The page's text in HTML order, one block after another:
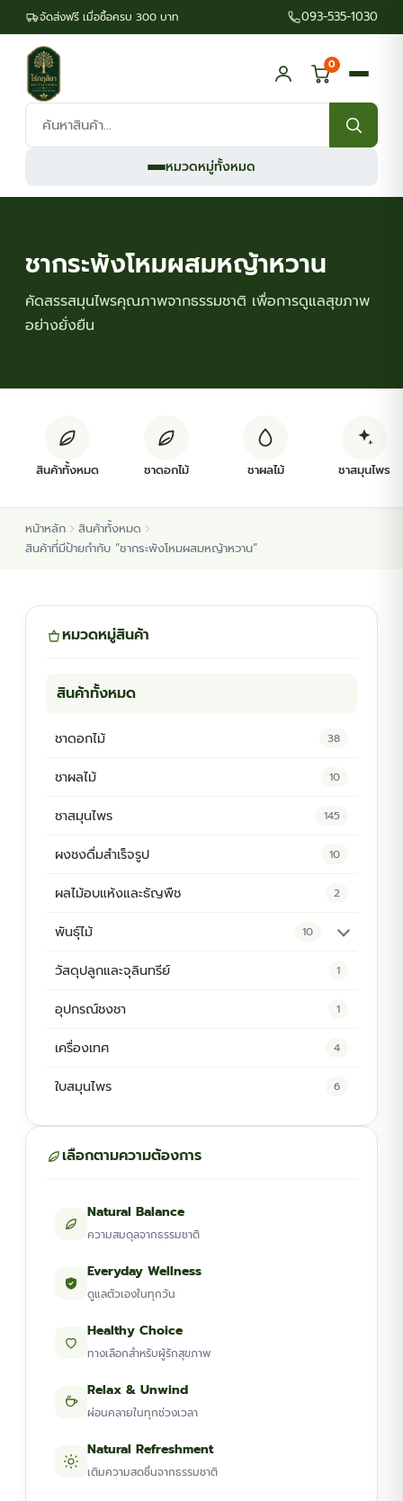
จัดส่งฟรี เมื่อซื้อครบ 300 บาท 093-535-1030
ค้นหา
สินค้า:
0
หมวดหมู่ทั้งหมด
ต้นพันธุ์สมุนไพร
ต้นพันธุ์ไม้ป่า
ไม้ดอกไม้ประดับ
ชากระพังโหมผสมหญ้าหวาน
คัดสรรสมุนไพรคุณภาพจากธรรมชาติ เพื่อการดูแลสุขภาพ
อย่างยั่งยืน
สินค้าทั้งหมด ชาดอกไม้ ชาผลไม้ ชาสมุนไพร
หน้าหลัก
สินค้าทั้งหมด
สินค้าที่มีป้ายกำกับ “ชากระพังโหมผสมหญ้าหวาน”
หมวดหมู่สินค้า
สินค้าทั้งหมด
ชาดอกไม้ 38
ชาผลไม้ 10
ชาสมุนไพร 145
ผงชงดื่มสำเร็จรูป 10
ผลไม้อบแห้งและธัญพืช 2
พันธุ์ไม้ 10
ต้นพันธุ์สมุนไพร 5
วัสดุปลูกและจุลินทรีย์ 1
อุปกรณ์ชงชา 1
เครื่องเทศ 4
ใบสมุนไพร 6
เลือกตามความต้องการ
Natural Balance
ความสมดุลจากธรรมชาติ
Everyday Wellness
ดูแลตัวเองในทุกวัน
Healthy Choice
ทางเลือกสำหรับผู้รักสุขภาพ
Relax & Unwind
ผ่อนคลายในทุกช่วงเวลา
Natural Refreshment
เติมความสดชื่นจากธรรมชาติ